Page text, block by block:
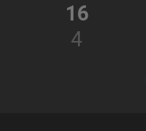
16
4